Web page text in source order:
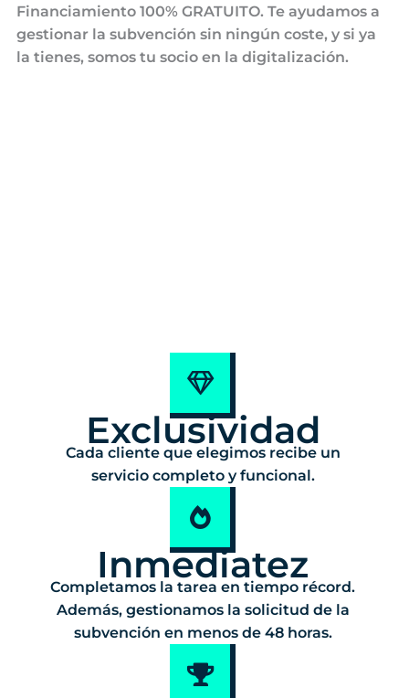
Financiamiento 100% GRATUITO. Te ayudamos a
gestionar la subvención sin ningún coste, y si ya
la tienes, somos tu socio en la digitalización.
Exclusividad
Cada cliente que elegimos recibe un
servicio completo y funcional.
Inmediatez
Completamos la tarea en tiempo récord.
Además, gestionamos la solicitud de la
subvención en menos de 48 horas.